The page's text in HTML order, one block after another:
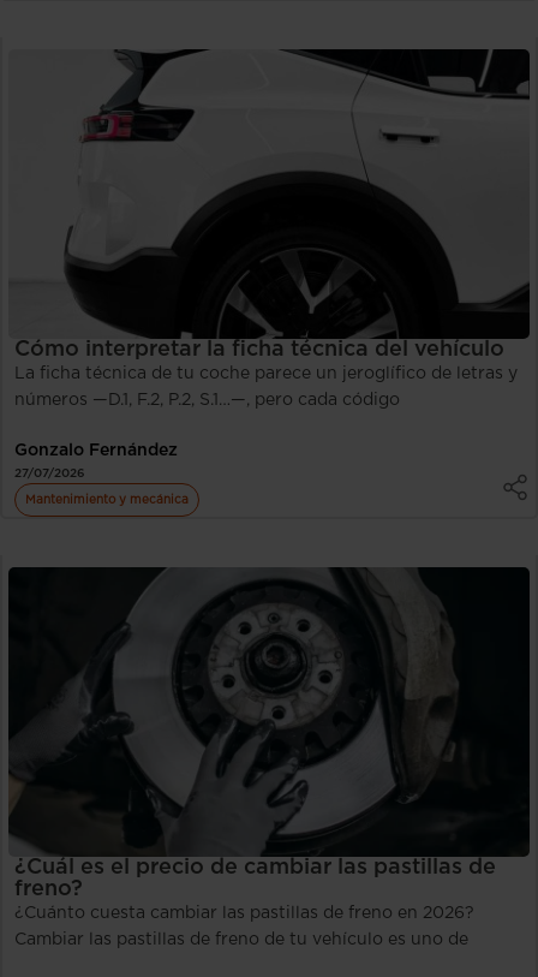
Cómo interpretar la ficha técnica del vehículo
La ficha técnica de tu coche parece un jeroglífico de letras y
números —D.1, F.2, P.2, S.1…—, pero cada código
Gonzalo Fernández
27/07/2026
Mantenimiento y mecánica
¿Cuál es el precio de cambiar las pastillas de
freno?
¿Cuánto cuesta cambiar las pastillas de freno en 2026?
Cambiar las pastillas de freno de tu vehículo es uno de